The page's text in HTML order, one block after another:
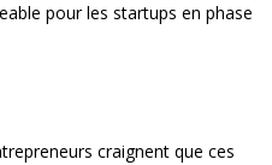
pour les startups en phase
craignent que ces